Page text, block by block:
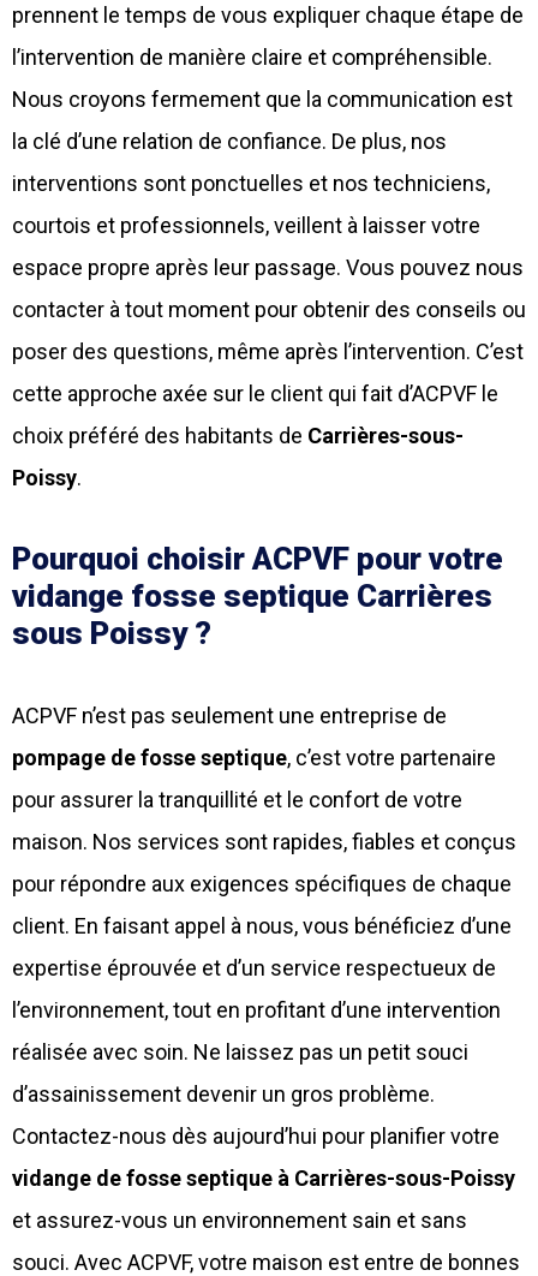
prennent le temps de vous expliquer chaque étape de
l’intervention de manière claire et compréhensible.
Nous croyons fermement que la communication est
la clé d’une relation de confiance. De plus, nos
interventions sont ponctuelles et nos techniciens,
courtois et professionnels, veillent à laisser votre
espace propre après leur passage. Vous pouvez nous
contacter à tout moment pour obtenir des conseils ou
poser des questions, même après l’intervention. C’est
cette approche axée sur le client qui fait d’ACPVF le
choix préféré des habitants de Carrières-sous-
Poissy.
Pourquoi choisir ACPVF pour votre
vidange fosse septique Carrières
sous Poissy ?
ACPVF n’est pas seulement une entreprise de
pompage de fosse septique, c’est votre partenaire
pour assurer la tranquillité et le confort de votre
maison. Nos services sont rapides, fiables et conçus
pour répondre aux exigences spécifiques de chaque
client. En faisant appel à nous, vous bénéficiez d’une
expertise éprouvée et d’un service respectueux de
l’environnement, tout en profitant d’une intervention
réalisée avec soin. Ne laissez pas un petit souci
d’assainissement devenir un gros problème.
Contactez-nous dès aujourd’hui pour planifier votre
vidange de fosse septique à Carrières-sous-Poissy
et assurez-vous un environnement sain et sans
souci. Avec ACPVF, votre maison est entre de bonnes